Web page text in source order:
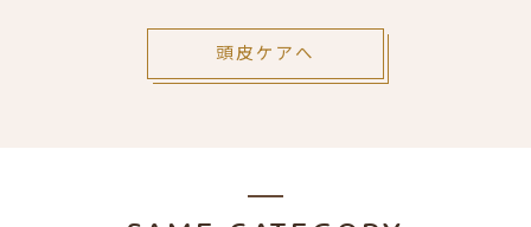
頭皮ケアへ